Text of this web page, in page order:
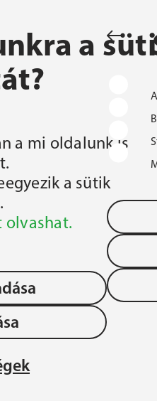
a
a mi oldalunk is
a sütik
olvashat.